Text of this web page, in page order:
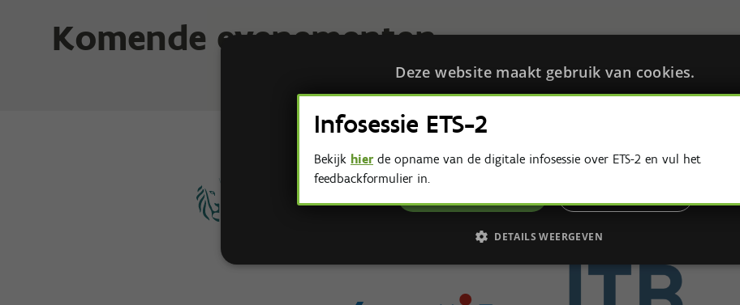
Komende evenementen
Infosessie ETS-2
Bekijk hierde opname van de digitale infosessie over ETS-2 en vul het
feedbackformulier in.
Deze website maakt gebruik van cookies.
Deze website gebruikt cookies om uw gebruikerservaring te verbeteren. Door onze
gebruiken, stemt u in met alle cookies in overeenstemming met ons Cookiebeleid.
DETAILS WEERGEVEN